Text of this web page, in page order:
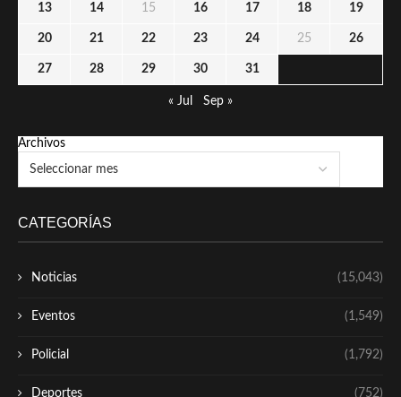
13 14 15 16 17 18 19
20 21 22 23 24 25 26
27 28 29 30 31
« Jul Sep »
Archivos
CATEGORÍAS
Noticias (15,043)
Eventos (1,549)
Policial (1,792)
Deportes (752)